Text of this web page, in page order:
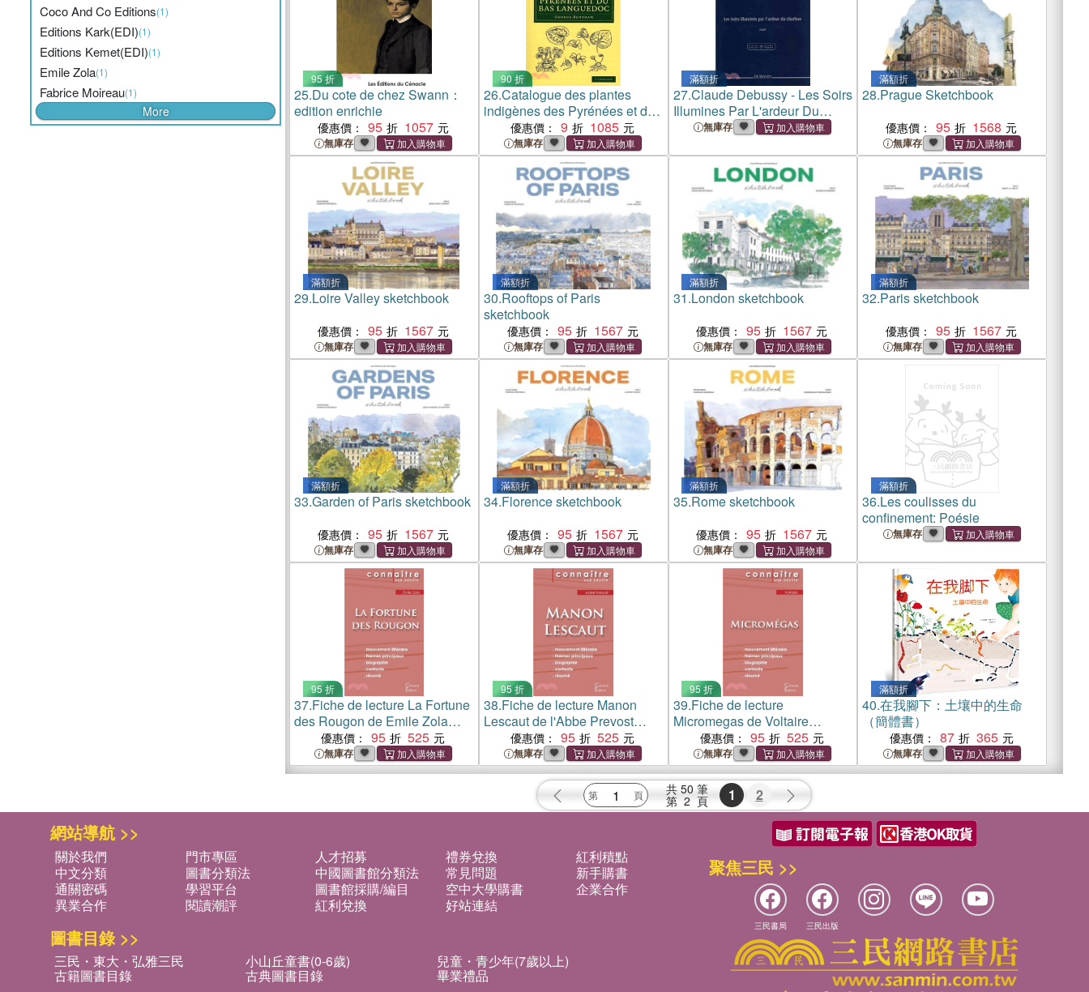
Coco And Co Editions(1)
Editions Kark(EDI)(1)
Editions Kemet(EDI)(1)
Emile Zola(1)
Fabrice Moireau(1)
More
95 折
25.Du cote de chez Swann：
edition enrichie
優惠價： 95 1057
無庫存
90 折
26.Catalogue des plantes
indigènes des Pyrénées et du
Bas Languedoc：Avec des
notes et observations sur les
espèces nouvelles ou peu
connues
優惠價： 9 1085
無庫存
滿額折
27.Claude Debussy - Les Soirs
Illumines Par L'ardeur Du
Charbon ─ Evenings Lit by the
無庫存
滿額折
28.Prague Sketchbook
優惠價： 95 1568
無庫存
滿額折
29.Loire Valley sketchbook
優惠價： 95 1567
無庫存
滿額折
30.Rooftops of Paris
sketchbook
優惠價： 95 1567
無庫存
滿額折
31.London sketchbook
優惠價： 95 1567
無庫存
滿額折
32.Paris sketchbook
優惠價： 95 1567
無庫存
滿額折
33.Garden of Paris sketchbook
優惠價： 95 1567
無庫存
滿額折
34.Florence sketchbook
優惠價： 95 1567
無庫存
滿額折
35.Rome sketchbook
優惠價： 95 1567
無庫存
滿額折
36.Les coulisses du
confinement: Poésie
無庫存
95 折
37.Fiche de lecture La Fortune
des Rougon de Emile Zola
(Analyse litteraire de reference
et resume complet)
優惠價： 95 525
無庫存
95 折
38.Fiche de lecture Manon
Lescaut de l'Abbe Prevost
(Analyse litteraire de reference
et resume complet)
優惠價： 95 525
無庫存
95 折
39.Fiche de lecture
Micromegas de Voltaire
(Analyse litteraire de reference
et resume complet)
優惠價： 95 525
無庫存
滿額折
40.在我腳下：土壤中的生命
（簡體書）
優惠價： 87 365
無庫存
共 50 筆
第 2 頁 1 2
網站導航 >>
關於我們 門市專區 人才招募 禮券兌換
紅利積點
中文分類
圖書分類法 中國圖書館分類法 常見問題
新手購書
通關密碼
學習平台 圖書館採購/編目 空中大學購書
企業合作
異業合作
閱讀潮評 紅利兌換 好站連結
圖書目錄 >>
三民・東大・弘雅三民 小山丘童書(0-6歲) 兒童・青少年(7歲以上)
古籍圖書目錄 古典圖書目錄 畢業禮品
聚焦三民 >>
三民書局 三民出版